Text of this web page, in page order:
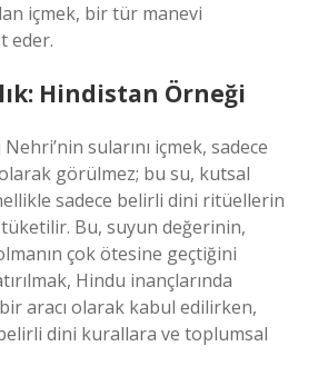
içmek, bir tür manevi
eder.
Hindistan Örneği
sularını içmek, sadece
görülmez; bu su, kutsal
sadece belirli dini ritüellerin
Bu, suyun değerinin,
çok ötesine geçtiğini
Hindu inançlarında
aracı olarak kabul edilirken,
dini kurallara ve toplumsal